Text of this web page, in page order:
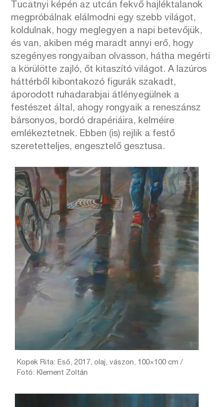
Tucatnyi képén az utcán fekvő hajléktalanok
megpróbálnak elálmodni egy szebb világot,
koldulnak, hogy meglegyen a napi betevőjük,
és van, akiben még maradt annyi erő, hogy
szegényes rongyaiban olvasson, hátha megérti
a körülötte zajló, őt kitaszító világot. A lazúros
háttérből kibontakozó figurák szakadt,
áporodott ruhadarabjai átlényegülnek a
festészet által, ahogy rongyaik a reneszánsz
bársonyos, bordó drapériáira, kelméire
emlékeztetnek. Ebben (is) rejlik a festő
szeretetteljes, engesztelő gesztusa.
Kopek Rita: Eső, 2017, olaj, vászon, 100×100 cm /
Fotó: Klement Zoltán